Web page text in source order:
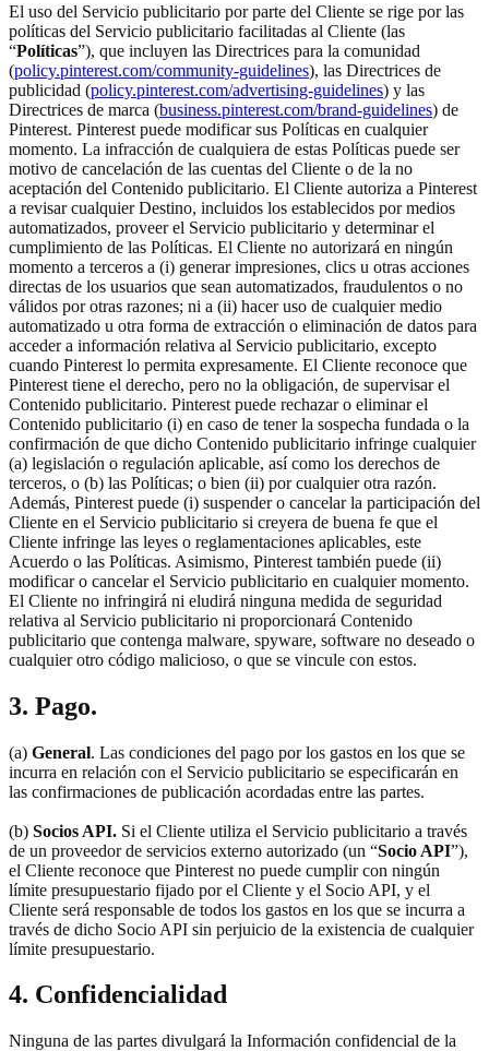
El uso del Servicio publicitario por parte del Cliente se rige por las
políticas del Servicio publicitario facilitadas al Cliente (las
“Políticas”), que incluyen las Directrices para la comunidad
(policy.pinterest.com/community-guidelines), las Directrices de
publicidad (policy.pinterest.com/advertising-guidelines) y las
Directrices de marca (business.pinterest.com/brand-guidelines) de
Pinterest. Pinterest puede modificar sus Políticas en cualquier
momento. La infracción de cualquiera de estas Políticas puede ser
motivo de cancelación de las cuentas del Cliente o de la no
aceptación del Contenido publicitario. El Cliente autoriza a Pinterest
a revisar cualquier Destino, incluidos los establecidos por medios
automatizados, proveer el Servicio publicitario y determinar el
cumplimiento de las Políticas. El Cliente no autorizará en ningún
momento a terceros a (i) generar impresiones, clics u otras acciones
directas de los usuarios que sean automatizados, fraudulentos o no
válidos por otras razones; ni a (ii) hacer uso de cualquier medio
automatizado u otra forma de extracción o eliminación de datos para
acceder a información relativa al Servicio publicitario, excepto
cuando Pinterest lo permita expresamente. El Cliente reconoce que
Pinterest tiene el derecho, pero no la obligación, de supervisar el
Contenido publicitario. Pinterest puede rechazar o eliminar el
Contenido publicitario (i) en caso de tener la sospecha fundada o la
confirmación de que dicho Contenido publicitario infringe cualquier
(a) legislación o regulación aplicable, así como los derechos de
terceros, o (b) las Políticas; o bien (ii) por cualquier otra razón.
Además, Pinterest puede (i) suspender o cancelar la participación del
Cliente en el Servicio publicitario si creyera de buena fe que el
Cliente infringe las leyes o reglamentaciones aplicables, este
Acuerdo o las Políticas. Asimismo, Pinterest también puede (ii)
modificar o cancelar el Servicio publicitario en cualquier momento.
El Cliente no infringirá ni eludirá ninguna medida de seguridad
relativa al Servicio publicitario ni proporcionará Contenido
publicitario que contenga malware, spyware, software no deseado o
cualquier otro código malicioso, o que se vincule con estos.
3. Pago.
(a) General. Las condiciones del pago por los gastos en los que se
incurra en relación con el Servicio publicitario se especificarán en
las confirmaciones de publicación acordadas entre las partes.
(b) Socios API. Si el Cliente utiliza el Servicio publicitario a través
de un proveedor de servicios externo autorizado (un “Socio API”),
el Cliente reconoce que Pinterest no puede cumplir con ningún
límite presupuestario fijado por el Cliente y el Socio API, y el
Cliente será responsable de todos los gastos en los que se incurra a
través de dicho Socio API sin perjuicio de la existencia de cualquier
límite presupuestario.
4. Confidencialidad
Ninguna de las partes divulgará la Información confidencial de la